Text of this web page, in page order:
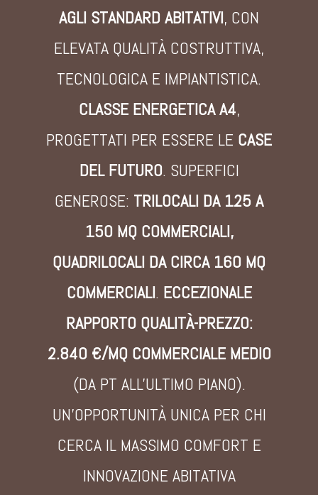
AGLI STANDARD ABITATIVI, CON
ELEVATA QUALITÀ COSTRUTTIVA,
TECNOLOGICA E IMPIANTISTICA.
CLASSE ENERGETICA A4,
PROGETTATI PER ESSERE LE CASE
DEL FUTURO. SUPERFICI
GENEROSE: TRILOCALI DA 125 A
150 MQ COMMERCIALI,
QUADRILOCALI DA CIRCA 160 MQ
COMMERCIALI. ECCEZIONALE
RAPPORTO QUALITÀ-PREZZO:
2.840 €/MQ COMMERCIALE MEDIO
(DA PT ALL'ULTIMO PIANO).
UN'OPPORTUNITÀ UNICA PER CHI
CERCA IL MASSIMO COMFORT E
INNOVAZIONE ABITATIVA